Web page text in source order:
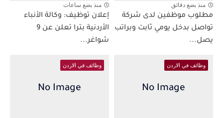
منذ بضع دقائق
مطلوب موظفين لدى شركة
تواصل بدخل يومي ثابت وبراتب
يصل...
منذ بضع ساعات
إعلان توظيف: وكالة الأنباء
الأردنية بترا تعلن عن 9
شواغر...
وظائف في الاردن وظائف في الاردن